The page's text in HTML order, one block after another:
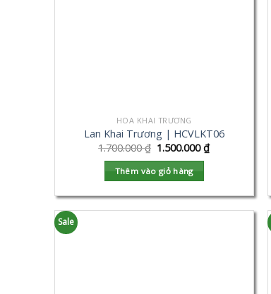
HOA KHAI TRƯƠNG
Lan Khai Trương | HCVLKT06
1.700.000₫ 1.500.000₫
Thêm vào giỏ hàng
Sale